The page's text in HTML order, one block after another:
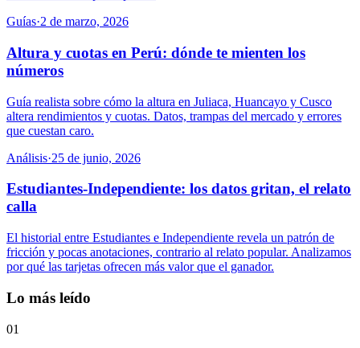
Guías·2 de marzo, 2026
Altura y cuotas en Perú: dónde te mienten los
números
Guía realista sobre cómo la altura en Juliaca, Huancayo y Cusco
altera rendimientos y cuotas. Datos, trampas del mercado y errores
que cuestan caro.
Análisis·25 de junio, 2026
Estudiantes-Independiente: los datos gritan, el relato
calla
El historial entre Estudiantes e Independiente revela un patrón de
fricción y pocas anotaciones, contrario al relato popular. Analizamos
por qué las tarjetas ofrecen más valor que el ganador.
Lo más leído
01